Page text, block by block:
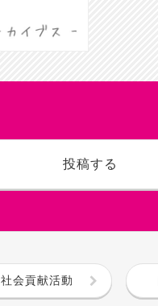
投稿する
社会貢献活動